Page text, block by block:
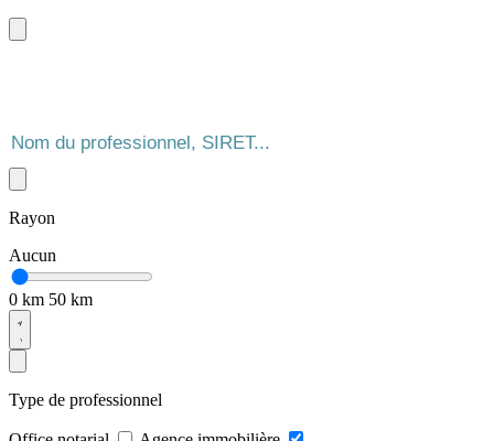
Rayon
Aucun
0 km 50 km
Type de professionnel